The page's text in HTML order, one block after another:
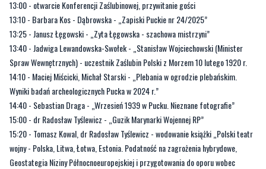
13:00 - otwarcie Konferencji Zaślubinowej, przywitanie gości
13:10 - Barbara Kos - Dąbrowska - „Zapiski Puckie nr 24/2025”
13:25 - Janusz Łęgowski - „Zyta Łęgowska - szachowa mistrzyni”
13:40 - Jadwiga Lewandowska-Swołek - „Stanisław Wojciechowski (Minister
Spraw Wewnętrznych) - uczestnik Zaślubin Polski z Morzem 10 lutego 1920 r.
14:10 - Maciej Miścicki, Michał Starski - „Plebania w ogrodzie plebańskim.
Wyniki badań archeologicznych Pucka w 2024 r.”
14:40 - Sebastian Draga - „Wrzesień 1939 w Pucku. Nieznane fotografie”
15:00 - dr Radosław Tyślewicz - „Guzik Marynarki Wojennej RP”
15:20 - Tomasz Kowal, dr Radosław Tyślewicz - wodowanie książki „Polski teatr
wojny - Polska, Litwa, Łotwa, Estonia. Podatność na zagrożenia hybrydowe,
Geostategia Niziny Północnoeuropejskiej i przygotowania do oporu wobec